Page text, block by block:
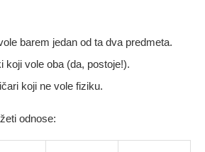
barem jedan od ta dva predmeta.
koji vole oba (da, postoje!).
koji ne vole fiziku.
odnose: